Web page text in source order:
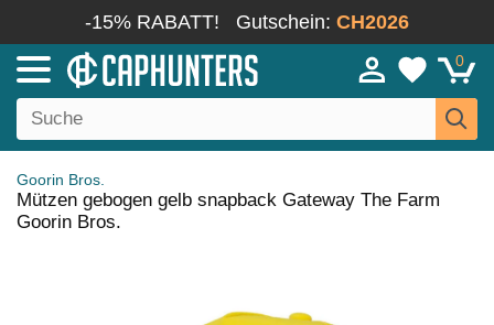
-15% RABATT! Gutschein: CH2026
0
Goorin Bros.
Mützen gebogen gelb snapback Gateway The Farm
Goorin Bros.